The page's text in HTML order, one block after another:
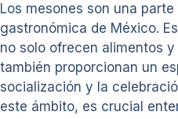
Los mesones son una
gastronómica de México.
no solo ofrecen alimentos
también proporcionan un
socialización y la
este ámbito, es crucial